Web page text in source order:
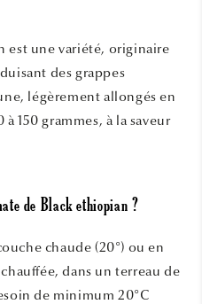
est une variété, originaire
des grappes
légèrement allongés en
150 grammes, à la saveur
de Black ethiopian ?
chaude (20°) ou en
dans un terreau de
de minimum 20°C